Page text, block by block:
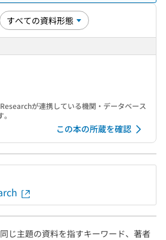
が連携している機関・データベース
この本の所蔵を確認
じ主題の資料を指すキーワード、著者